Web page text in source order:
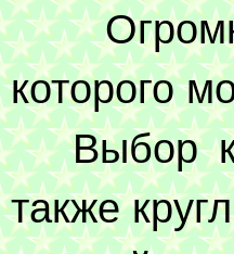
которого
Выбор
также